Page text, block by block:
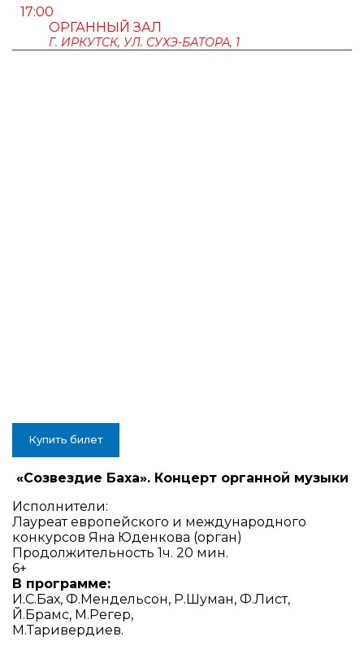
17:00
ОРГАННЫЙ ЗАЛ
Г. ИРКУТСК, УЛ. СУХЭ-БАТОРА, 1
Купить билет
«Созвездие Баха». Концерт органной музыки
Исполнители:
Лауреат европейского и международного
конкурсов Яна Юденкова (орган)
Продолжительность 1ч. 20 мин.
6+
В программе:
И.С.Бах, Ф.Мендельсон, Р.Шуман, Ф.Лист,
Й.Брамс, М.Регер,
М.Таривердиев.